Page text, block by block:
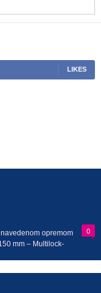
LIKES
0
opremom
mm – Multilock-